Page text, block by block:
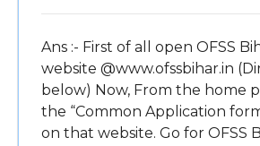
Ans :- First of all open OFSS
website @www.ofssbihar.in
below) Now, From the home
the “Common Application
on that website. Go for OFSS